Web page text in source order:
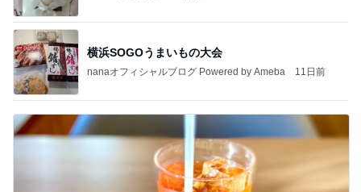
横浜SOGOうまいもの大会
nanaオフィシャルブログ Powered by Ameba 11日前